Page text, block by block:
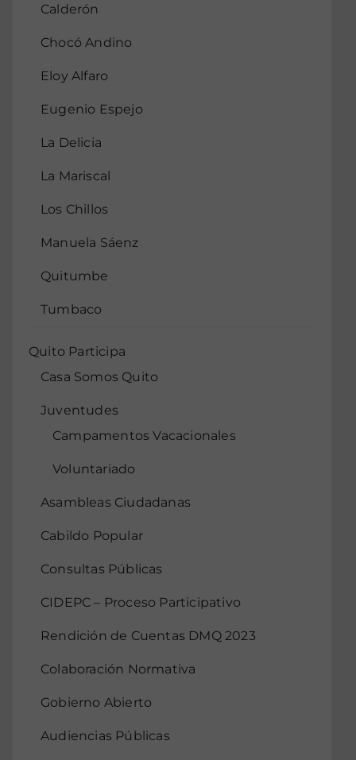
Calderón
Chocó Andino
Eloy Alfaro
Eugenio Espejo
La Delicia
La Mariscal
Los Chillos
Manuela Sáenz
Quitumbe
Tumbaco
Quito Participa
Casa Somos Quito
Juventudes
Campamentos Vacacionales
Voluntariado
Asambleas Ciudadanas
Cabildo Popular
Consultas Públicas
CIDEPC – Proceso Participativo
Rendición de Cuentas DMQ 2023
Colaboración Normativa
Gobierno Abierto
Audiencias Públicas